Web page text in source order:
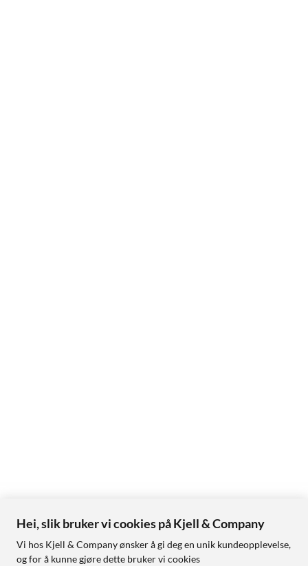
Hei, slik bruker vi cookies på Kjell & Company
Vi hos Kjell & Company ønsker å gi deg en unik kundeopplevelse,
og for å kunne gjøre dette bruker vi cookies